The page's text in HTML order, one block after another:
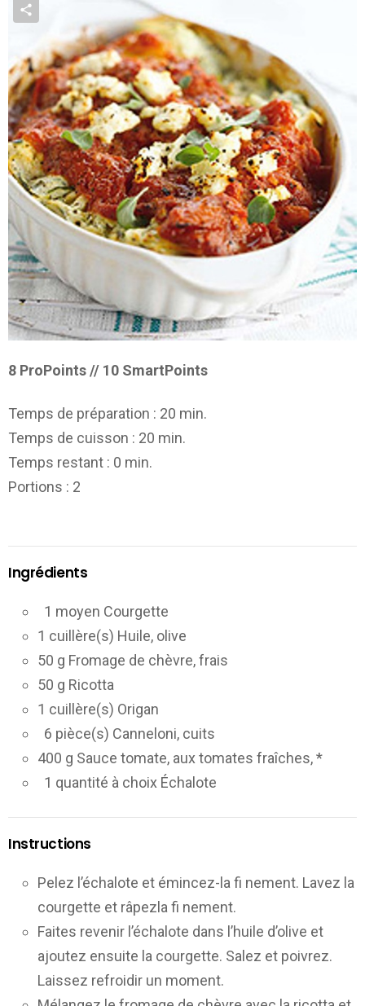
8 ProPoints // 10 SmartPoints
Temps de préparation : 20 min.
Temps de cuisson : 20 min.
Temps restant : 0 min.
Portions : 2
Ingrédients
1 moyen Courgette
1 cuillère(s) Huile, olive
50 g Fromage de chèvre, frais
50 g Ricotta
1 cuillère(s) Origan
6 pièce(s) Canneloni, cuits
400 g Sauce tomate, aux tomates fraîches, *
1 quantité à choix Échalote
Instructions
Pelez l’échalote et émincez-la fi nement. Lavez la
courgette et râpezla fi nement.
Faites revenir l’échalote dans l’huile d’olive et
ajoutez ensuite la courgette. Salez et poivrez.
Laissez refroidir un moment.